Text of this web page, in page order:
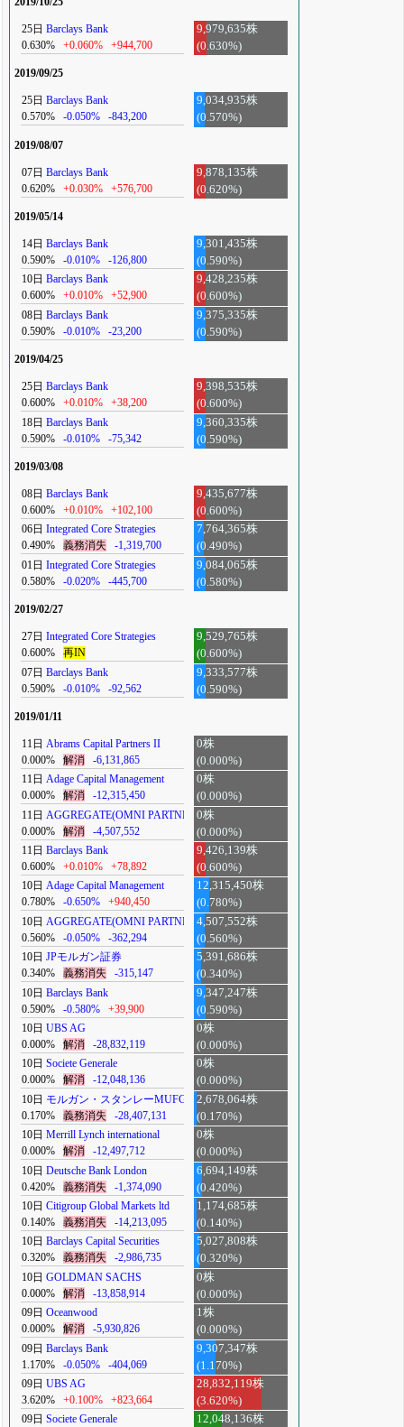
25日 Barclays Bank
0.630%
+0.060% +944,700
9,979,635株
(0.630%)
2019/09/25
25日 Barclays Bank
0.570%
-0.050% -843,200
9,034,935株
(0.570%)
2019/08/07
07日 Barclays Bank
0.620%
+0.030% +576,700
9,878,135株
(0.620%)
2019/05/14
14日 Barclays Bank
0.590%
-0.010% -126,800
9,301,435株
(0.590%)
10日 Barclays Bank
0.600%
+0.010% +52,900
9,428,235株
(0.600%)
08日 Barclays Bank
0.590%
-0.010% -23,200
9,375,335株
(0.590%)
2019/04/25
25日 Barclays Bank
0.600%
+0.010% +38,200
9,398,535株
(0.600%)
18日 Barclays Bank
0.590%
-0.010% -75,342
9,360,335株
(0.590%)
2019/03/08
08日 Barclays Bank
0.600%
+0.010% +102,100
9,435,677株
(0.600%)
06日 Integrated Core Strategies
0.490%
義務消失 -1,319,700
7,764,365株
(0.490%)
01日 Integrated Core Strategies
0.580%
-0.020% -445,700
9,084,065株
(0.580%)
2019/02/27
27日 Integrated Core Strategies
0.600%
再IN
9,529,765株
(0.600%)
07日 Barclays Bank
0.590%
-0.010% -92,562
9,333,577株
(0.590%)
2019/01/11
11日 Abrams Capital Partners II
0.000%
解消 -6,131,865
0株
(0.000%)
11日 Adage Capital Management
0.000%
解消 -12,315,450
0株
(0.000%)
11日 AGGREGATE(OMNI PARTNERS)
0.000%
解消 -4,507,552
0株
(0.000%)
11日 Barclays Bank
0.600%
+0.010% +78,892
9,426,139株
(0.600%)
10日 Adage Capital Management
0.780%
-0.650% +940,450
12,315,450株
(0.780%)
10日 AGGREGATE(OMNI PARTNERS)
0.560%
-0.050% -362,294
4,507,552株
(0.560%)
10日 JPモルガン証券
0.340%
義務消失 -315,147
5,391,686株
(0.340%)
10日 Barclays Bank
0.590%
-0.580% +39,900
9,347,247株
(0.590%)
10日 UBS AG
0.000%
解消 -28,832,119
0株
(0.000%)
10日 Societe Generale
0.000%
解消 -12,048,136
0株
(0.000%)
10日 モルガン・スタンレーMUFG
0.170%
義務消失 -28,407,131
2,678,064株
(0.170%)
10日 Merrill Lynch international
0.000%
解消 -12,497,712
0株
(0.000%)
10日 Deutsche Bank London
0.420%
義務消失 -1,374,090
6,694,149株
(0.420%)
10日 Citigroup Global Markets ltd
0.140%
義務消失 -14,213,095
1,174,685株
(0.140%)
10日 Barclays Capital Securities
0.320%
義務消失 -2,986,735
5,027,808株
(0.320%)
10日 GOLDMAN SACHS
0.000%
解消 -13,858,914
0株
(0.000%)
09日 Oceanwood
0.000%
解消 -5,930,826
1株
(0.000%)
09日 Barclays Bank
1.170%
-0.050% -404,069
9,307,347株
(1.170%)
09日 UBS AG
3.620%
+0.100% +823,664
28,832,119株
(3.620%)
09日 Societe Generale
12,048,136株